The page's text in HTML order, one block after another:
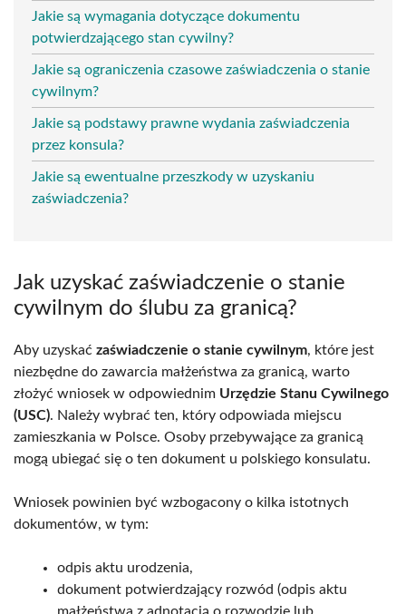
Jakie są wymagania dotyczące dokumentu
potwierdzającego stan cywilny?
Jakie są ograniczenia czasowe zaświadczenia o stanie
cywilnym?
Jakie są podstawy prawne wydania zaświadczenia
przez konsula?
Jakie są ewentualne przeszkody w uzyskaniu
zaświadczenia?
Jak uzyskać zaświadczenie o stanie
cywilnym do ślubu za granicą?
Aby uzyskać zaświadczenie o stanie cywilnym, które jest
niezbędne do zawarcia małżeństwa za granicą, warto
złożyć wniosek w odpowiednim Urzędzie Stanu Cywilnego
(USC). Należy wybrać ten, który odpowiada miejscu
zamieszkania w Polsce. Osoby przebywające za granicą
mogą ubiegać się o ten dokument u polskiego konsulatu.
Wniosek powinien być wzbogacony o kilka istotnych
dokumentów, w tym:
odpis aktu urodzenia,
dokument potwierdzający rozwód (odpis aktu